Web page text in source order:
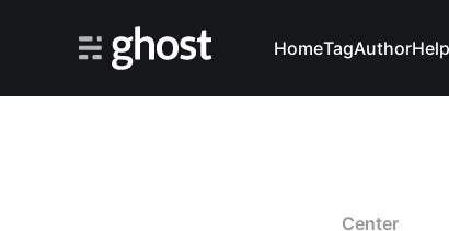
HomeTagAuthorHelp
Center